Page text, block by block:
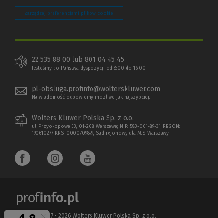
Zarządzaj preferencjami plików cookie
22 535 88 00 lub 801 04 45 45
Jesteśmy do Państwa dyspozycji od 8:00 do 16:00
pl-obsluga.profinfo@wolterskluwer.com
Na wiadomość odpowiemy możliwe jak najszybciej.
Wolters Kluwer Polska Sp. z o.o.
ul. Przyokopowa 33, 01-208 Warszawa; NIP: 583-001-89-31, REGON:
190610277, KRS: 0000709879, Sąd rejonowy dla M.S. Warszawy
Copyright 1997 - 2026 Wolters Kluwer Polska Sp. z o.o.